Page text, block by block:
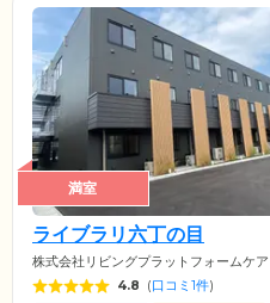
満室
ライブラリ六丁の目
株式会社リビングプラットフォームケア
4.8 (口コミ1件)